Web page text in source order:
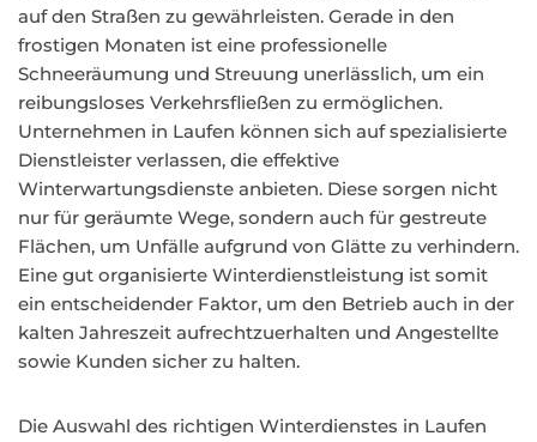
auf den Straßen zu gewährleisten. Gerade in den
frostigen Monaten ist eine professionelle
Schneeräumung und Streuung unerlässlich, um ein
reibungsloses Verkehrsfließen zu ermöglichen.
Unternehmen in Laufen können sich auf spezialisierte
Dienstleister verlassen, die effektive
Winterwartungsdienste anbieten. Diese sorgen nicht
nur für geräumte Wege, sondern auch für gestreute
Flächen, um Unfälle aufgrund von Glätte zu verhindern.
Eine gut organisierte Winterdienstleistung ist somit
ein entscheidender Faktor, um den Betrieb auch in der
kalten Jahreszeit aufrechtzuerhalten und Angestellte
sowie Kunden sicher zu halten.
Die Auswahl des richtigen Winterdienstes in Laufen